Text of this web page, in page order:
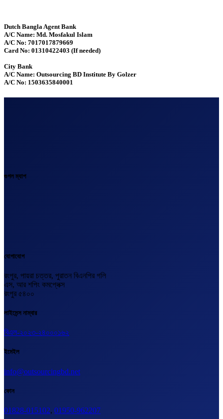
Dutch Bangla Agent Bank
A/C Name: Md. Mosfakul Islam
A/C No: 7017017879669
Card No: 01310422403 (If needed)
City Bank
A/C Name: Outsourcing BD Institute By Golzer
A/C No: 1503635840001
গুগল ম্যাপ
যোগাযোগ
রংপুর, পায়রা চত্তর, পুরাতন বিএনপির গলি
এস, আর শপিং কমপ্লেক্স
রংপুর ৫৪০০
লাইসেন্স নাম্বার
বিএল-২০২৩-২৪০০০১৬২
ইমেইল
info@outsourcingbd.net
ফোন
01828-015102, 01950-962207